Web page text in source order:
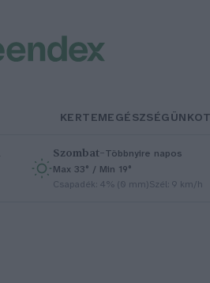
KERTEMEGÉSZSÉGÜNK
Szombat–Többnyire napos
Max 33° / Min 19°
Csapadék: 4% (0 mm)Szél: 9 km/h